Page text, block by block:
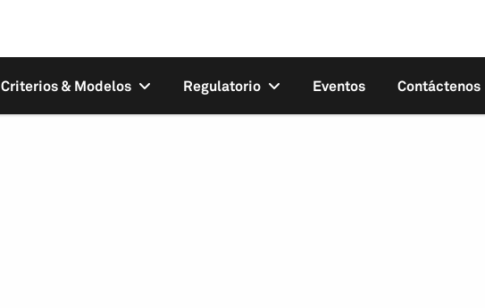
Criterios & Modelos Regulatorio Eventos Contáctenos